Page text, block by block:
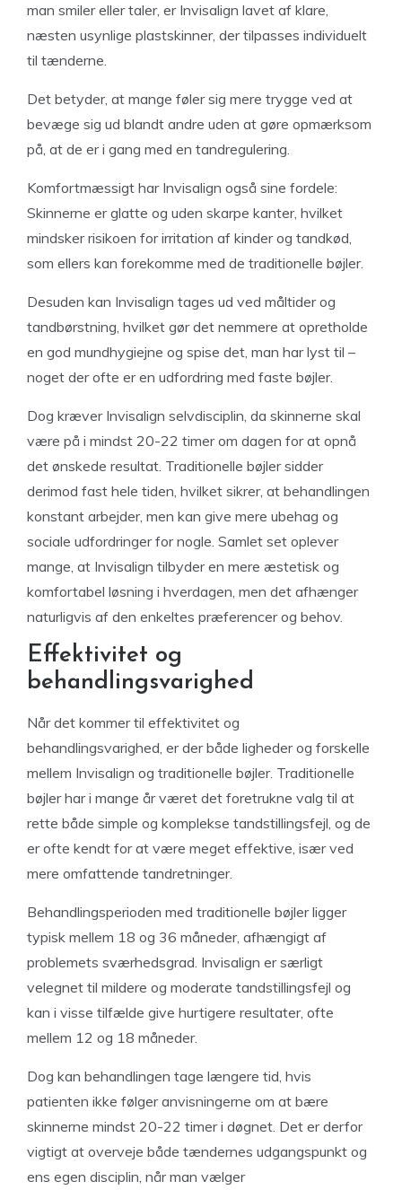
man smiler eller taler, er Invisalign lavet af klare,
næsten usynlige plastskinner, der tilpasses individuelt
til tænderne.
Det betyder, at mange føler sig mere trygge ved at
bevæge sig ud blandt andre uden at gøre opmærksom
på, at de er i gang med en tandregulering.
Komfortmæssigt har Invisalign også sine fordele:
Skinnerne er glatte og uden skarpe kanter, hvilket
mindsker risikoen for irritation af kinder og tandkød,
som ellers kan forekomme med de traditionelle bøjler.
Desuden kan Invisalign tages ud ved måltider og
tandbørstning, hvilket gør det nemmere at opretholde
en god mundhygiejne og spise det, man har lyst til –
noget der ofte er en udfordring med faste bøjler.
Dog kræver Invisalign selvdisciplin, da skinnerne skal
være på i mindst 20-22 timer om dagen for at opnå
det ønskede resultat. Traditionelle bøjler sidder
derimod fast hele tiden, hvilket sikrer, at behandlingen
konstant arbejder, men kan give mere ubehag og
sociale udfordringer for nogle. Samlet set oplever
mange, at Invisalign tilbyder en mere æstetisk og
komfortabel løsning i hverdagen, men det afhænger
naturligvis af den enkeltes præferencer og behov.
Effektivitet og
behandlingsvarighed
Når det kommer til effektivitet og
behandlingsvarighed, er der både ligheder og forskelle
mellem Invisalign og traditionelle bøjler. Traditionelle
bøjler har i mange år været det foretrukne valg til at
rette både simple og komplekse tandstillingsfejl, og de
er ofte kendt for at være meget effektive, især ved
mere omfattende tandretninger.
Behandlingsperioden med traditionelle bøjler ligger
typisk mellem 18 og 36 måneder, afhængigt af
problemets sværhedsgrad. Invisalign er særligt
velegnet til mildere og moderate tandstillingsfejl og
kan i visse tilfælde give hurtigere resultater, ofte
mellem 12 og 18 måneder.
Dog kan behandlingen tage længere tid, hvis
patienten ikke følger anvisningerne om at bære
skinnerne mindst 20-22 timer i døgnet. Det er derfor
vigtigt at overveje både tændernes udgangspunkt og
ens egen disciplin, når man vælger